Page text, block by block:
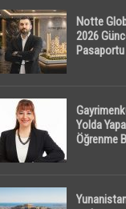
Notte
2026
Pasaportu
Yolda
Öğrenme